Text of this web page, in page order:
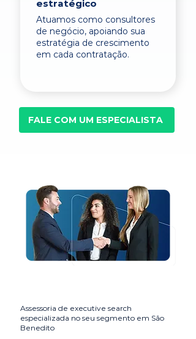
estratégico
Atuamos como consultores
de negócio, apoiando sua
estratégia de crescimento
em cada contratação.
FALE COM UM ESPECIALISTA
Assessoria de executive search
especializada no seu segmento em São
Benedito